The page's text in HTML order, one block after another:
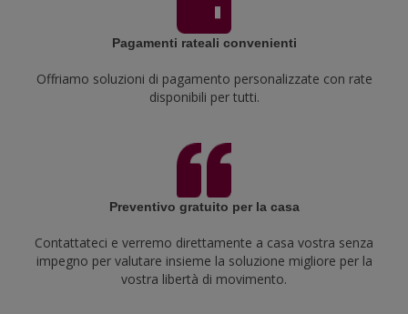
Pagamenti rateali convenienti
Offriamo soluzioni di pagamento personalizzate con rate
disponibili per tutti.
Preventivo gratuito per la casa
Contattateci e verremo direttamente a casa vostra senza
impegno per valutare insieme la soluzione migliore per la
vostra libertà di movimento.